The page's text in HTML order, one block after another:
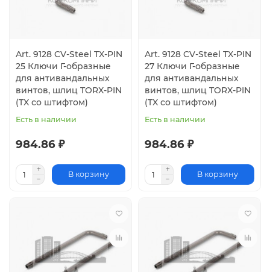
Art. 9128 CV-Steel TX-PIN
25 Ключи Г-образные
для антивандальных
винтов, шлиц TORX-PIN
(TX со штифтом)
Есть в наличии
984.86 ₽
В корзину
Art. 9128 CV-Steel TX-PIN
27 Ключи Г-образные
для антивандальных
винтов, шлиц TORX-PIN
(TX со штифтом)
Есть в наличии
984.86 ₽
В корзину